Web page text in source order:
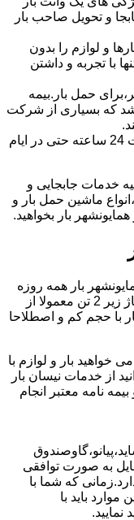
و تحویل صاحب بار
و لوازم را بدون
با تجربه و داشتن
حمل بار.بیمه
که بسیاری از شرکت
امکان فعالیت و انجام خدمات بصورت 24 ساعته حتی در ایام
خدمات جابجایی و
ماشین حمل بار و
بار بخواهید.
بار همه روزه
انجام می شود.برای حمل و جابجایی بار با تناژ زیر 2 تن معمولا از
با حجم کم و اصطلاحا
خواهید بار و لوازم با
از خدمات نیسان بار
نامه معتبر انجام
به صورت توافقی
که شما با
موارد باید با